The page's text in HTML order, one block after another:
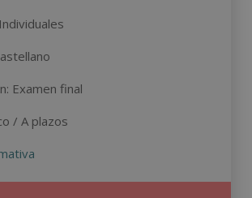
Individuales
Examen final
/ A plazos